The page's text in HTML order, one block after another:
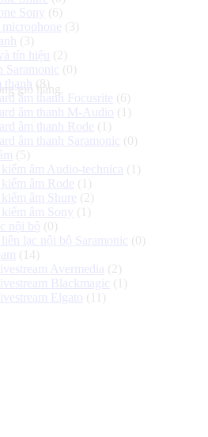
giỏ hàng.
Sony (6)
(3)
(3)
tín hiệu
(2)
Saramonic (0)
thanh (8)
âm thanh Focusrite (6)
âm thanh M-Audio (1)
âm thanh Rode (1)
âm thanh Saramonic (0)
(5)
kiểm âm Audio-technica (1)
kiểm âm Rode (1)
kiểm âm Shure (2)
âm Sony (1)
nội bộ (0)
liên lạc nội bộ Saramonic (0)
(14)
Avermedia (2)
Blackmagic (1)
Elgato (11)